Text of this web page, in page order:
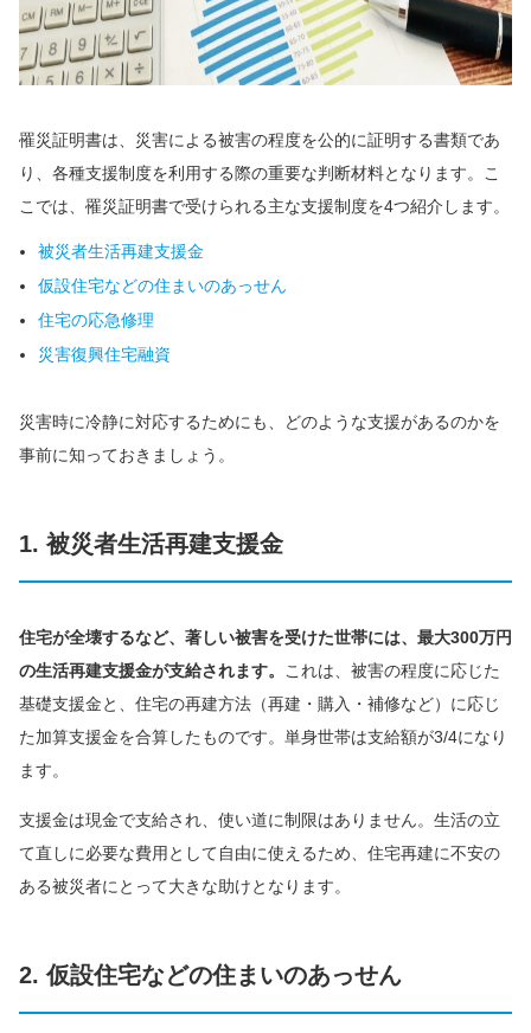
罹災証明書は、災害による被害の程度を公的に証明する書類であ
り、各種支援制度を利用する際の重要な判断材料となります。こ
こでは、罹災証明書で受けられる主な支援制度を4つ紹介します。
被災者生活再建支援金
仮設住宅などの住まいのあっせん
住宅の応急修理
災害復興住宅融資
災害時に冷静に対応するためにも、どのような支援があるのかを
事前に知っておきましょう。
1. 被災者生活再建支援金
住宅が全壊するなど、著しい被害を受けた世帯には、最大300万円
の生活再建支援金が支給されます。
これは、被害の程度に応じた
基礎支援金と、住宅の再建方法（再建・購入・補修など）に応じ
た加算支援金を合算したものです。単身世帯は支給額が3/4になり
ます。
支援金は現金で支給され、使い道に制限はありません。生活の立
て直しに必要な費用として自由に使えるため、住宅再建に不安の
ある被災者にとって大きな助けとなります。
2. 仮設住宅などの住まいのあっせん